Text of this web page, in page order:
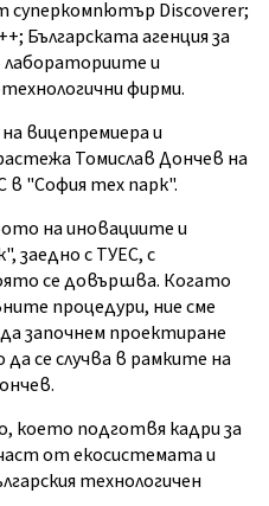
Discoverer;
Българската агенция за
и
фирми.
вицепремиера и
Томислав Дончев на
"София тех парк".
на иновациите и
заедно с ТУЕС, с
се довършва. Когато
процедури, ние сме
започнем проектиране
се случва в рамките на
което подготвя кадри за
от екосистемата и
технологичен